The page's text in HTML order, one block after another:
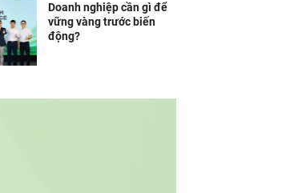
Doanh nghiệp cần gì để
vững vàng trước biến
động?